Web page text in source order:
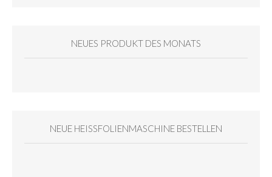
NEUES PRODUKT DES MONATS
NEUE HEISSFOLIENMASCHINE BESTELLEN